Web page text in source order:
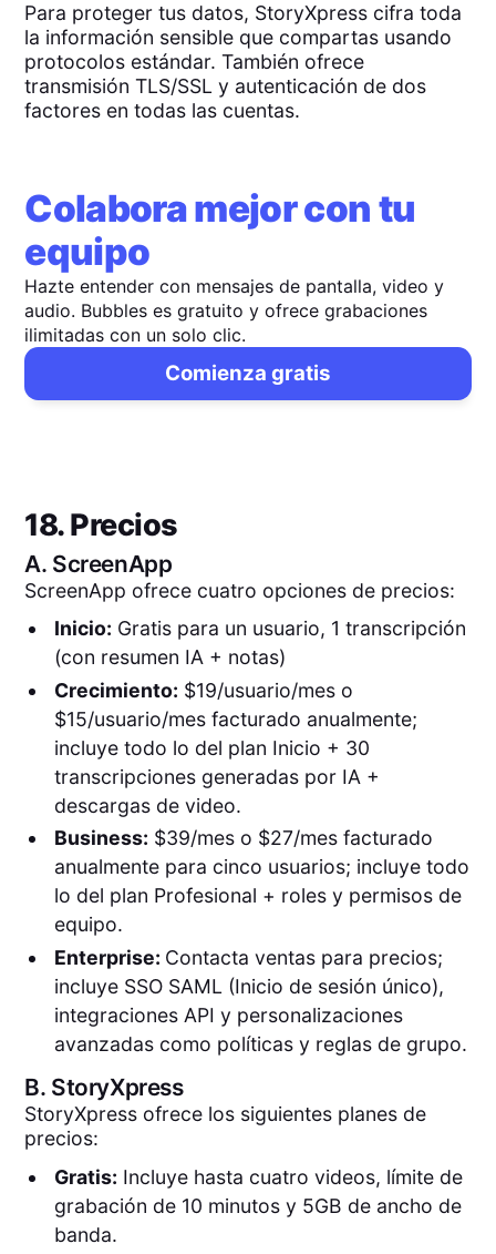
Para proteger tus datos, StoryXpress cifra toda
la información sensible que compartas usando
protocolos estándar. También ofrece
transmisión TLS/SSL y autenticación de dos
factores en todas las cuentas.
Colabora mejor con tu
equipo
Hazte entender con mensajes de pantalla, video y
audio. Bubbles es gratuito y ofrece grabaciones
ilimitadas con un solo clic.
Comienza gratis
18. Precios
A. ScreenApp
ScreenApp ofrece cuatro opciones de precios:
Inicio: Gratis para un usuario, 1 transcripción
(con resumen IA + notas)
Crecimiento: $19/usuario/mes o
$15/usuario/mes facturado anualmente;
incluye todo lo del plan Inicio + 30
transcripciones generadas por IA +
descargas de video.
Business: $39/mes o $27/mes facturado
anualmente para cinco usuarios; incluye todo
lo del plan Profesional + roles y permisos de
equipo.
Enterprise: Contacta ventas para precios;
incluye SSO SAML (Inicio de sesión único),
integraciones API y personalizaciones
avanzadas como políticas y reglas de grupo.
B. StoryXpress
StoryXpress ofrece los siguientes planes de
precios:
Gratis: Incluye hasta cuatro videos, límite de
grabación de 10 minutos y 5GB de ancho de
banda.